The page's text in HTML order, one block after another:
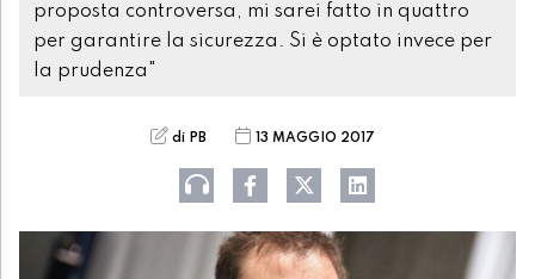
proposta controversa, mi sarei fatto in quattro
per garantire la sicurezza. Si è optato invece per
la prudenza"
di PB 13 MAGGIO 2017